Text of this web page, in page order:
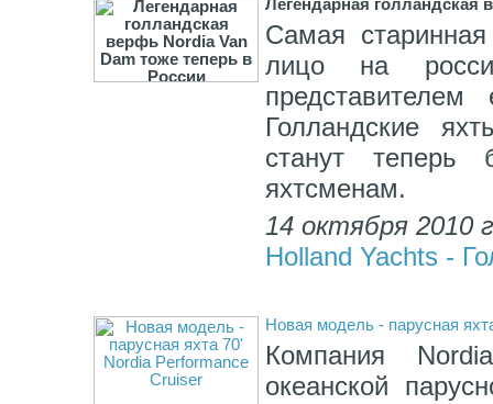
Легендарная голландская
Самая
лицо на
Голландские
станут теперь
яхтсменам.
14 октября 2010
Holland Yachts -
Новая модель - парусная
Компания
океанской